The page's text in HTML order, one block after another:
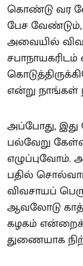
கொண்டு வர
பேச வேண்டும்,
அவையில்
என்று நாங்கள்
அப்போது,
பல்வேறு
எழுப்புவோம்.
பதில்
விவசாயப்
ஆவலோடு
கழகம்
துணையாக